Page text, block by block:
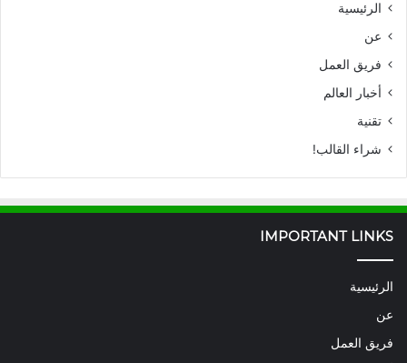
الرئيسية
عن
فريق العمل
أخبار العالم
تقنية
شراء القالب!
IMPORTANT LINKS
الرئيسية
عن
فريق العمل